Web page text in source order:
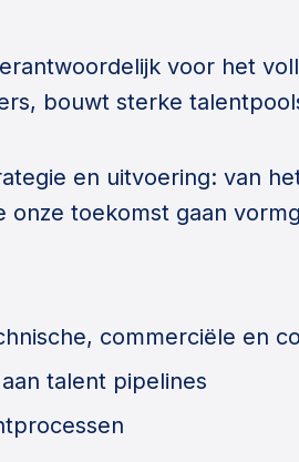
voor het
bouwt sterke
en uitvoering: van
onze toekomst gaan
commerciële en
talent pipelines